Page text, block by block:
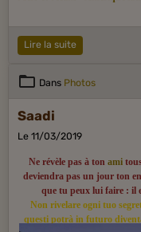
puis se propagera en
Lire la suite
Dans Photos
Saadi
Le 11/03/2019
Ne révèle pas à ton ami
deviendra pas un jour ton
que tu peux lui faire : il
Non rivelare ogni tuo
questi potrà in futuro